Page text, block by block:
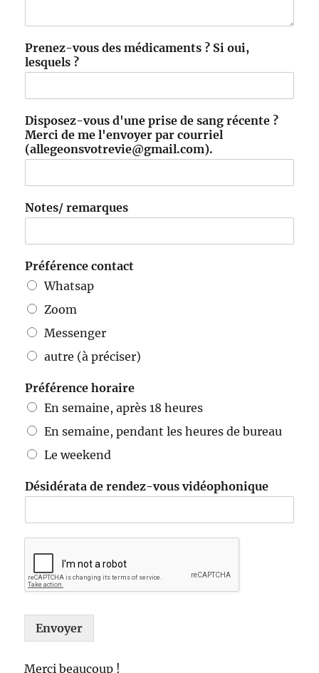
Prenez-vous des médicaments ? Si oui,
lesquels ?
Disposez-vous d'une prise de sang récente ?
Merci de me l'envoyer par courriel
(allegeonsvotrevie@gmail.com).
Notes/ remarques
Préférence contact
Whatsap
Zoom
Messenger
autre (à préciser)
Préférence horaire
En semaine, après 18 heures
En semaine, pendant les heures de bureau
Le weekend
Désidérata de rendez-vous vidéophonique
Envoyer
Merci beaucoup !